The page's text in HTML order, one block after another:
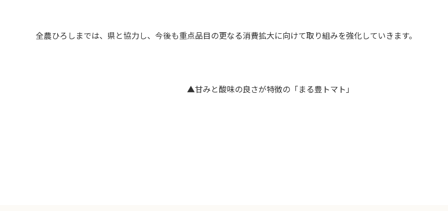
全農ひろしまでは、県と協力し、今後も重点品目の更なる消費拡大に向けて取り組みを強化していきます。
▲甘みと酸味の良さが特徴の「まる豊トマト」